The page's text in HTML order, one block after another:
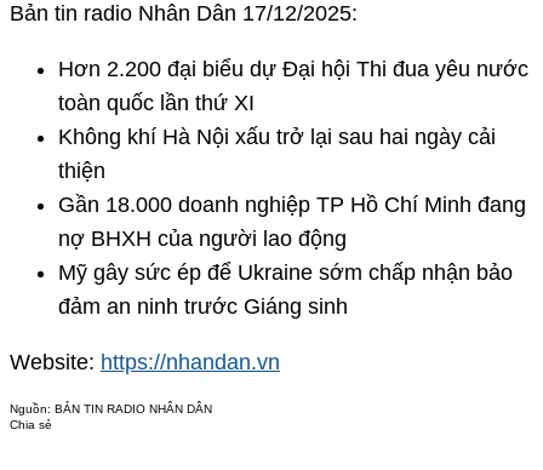
Bản tin radio Nhân Dân 17/12/2025:
Hơn 2.200 đại biểu dự Đại hội Thi đua yêu nước
toàn quốc lần thứ XI
Không khí Hà Nội xấu trở lại sau hai ngày cải
thiện
Gần 18.000 doanh nghiệp TP Hồ Chí Minh đang
nợ BHXH của người lao động
Mỹ gây sức ép để Ukraine sớm chấp nhận bảo
đảm an ninh trước Giáng sinh
Website: https://nhandan.vn
Nguồn: BẢN TIN RADIO NHÂN DÂN
Chia sẻ